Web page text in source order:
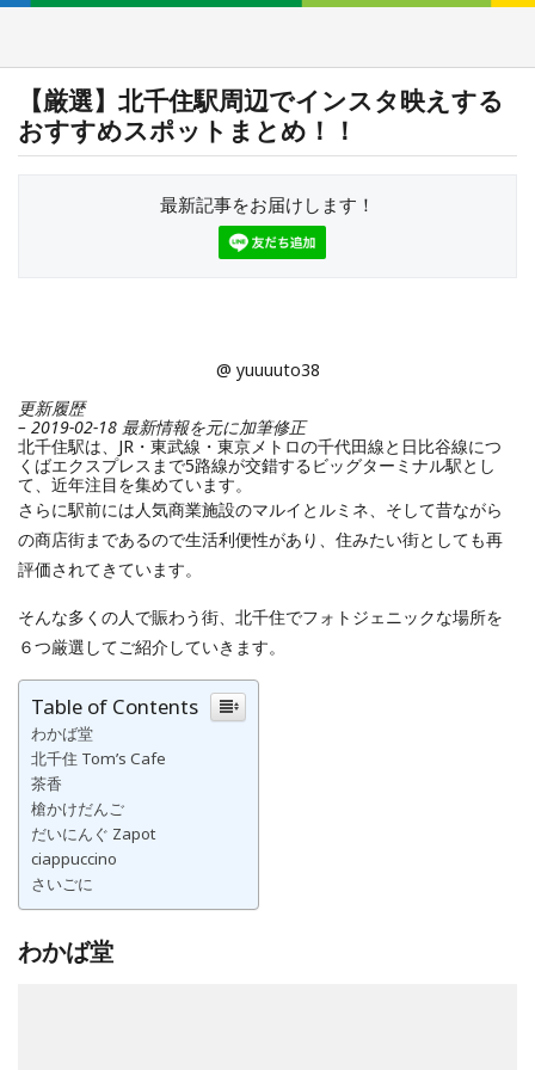
【厳選】北千住駅周辺でインスタ映えする
おすすめスポットまとめ！！
最新記事をお届けします！
@ yuuuuto38
更新履歴
– 2019-02-18 最新情報を元に加筆修正
北千住駅は、JR・東武線・東京メトロの千代田線と日比谷線につ
くばエクスプレスまで5路線が交錯するビッグターミナル駅とし
て、近年注目を集めています。
さらに駅前には人気商業施設のマルイとルミネ、そして昔ながら
の商店街まであるので生活利便性があり、住みたい街としても再
評価されてきています。
そんな多くの人で賑わう街、北千住でフォトジェニックな場所を
６つ厳選してご紹介していきます。
Table of Contents
わかば堂
北千住 Tom’s Cafe
茶香
槍かけだんご
だいにんぐ Zapot
ciappuccino
さいごに
わかば堂